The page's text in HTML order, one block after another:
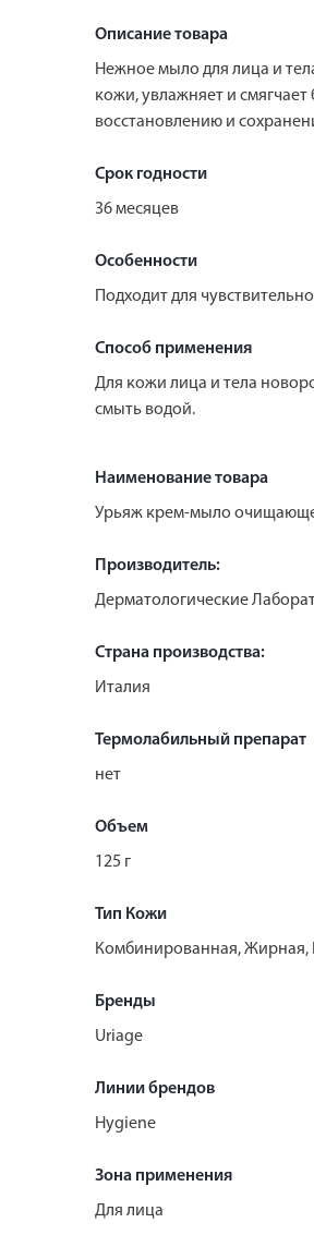
Описание товара
Нежное мыло для лица и
кожи, увлажняет и
восстановлению и
Срок годности
36 месяцев
Особенности
Подходит для
Способ применения
Для кожи лица и тела
смыть водой.
Наименование товара
Урьяж крем-мыло
Производитель:
Дерматологические
Страна производства:
Италия
Термолабильный препарат
нет
Объем
125 г
Тип Кожи
Комбинированная, Жирная,
Бренды
Uriage
Линии брендов
Hygiene
Зона применения
Для лица